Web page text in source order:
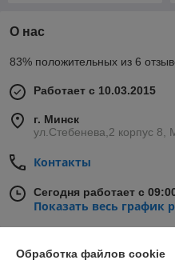
О нас
83% положительных из 6
Работает с 10.03.2015
г. Минск
ул.Стебенева,2 корпус 8,
Контакты
Сегодня работает с
Показать весь график
Отзывы о магазине
Обработка файлов cookie